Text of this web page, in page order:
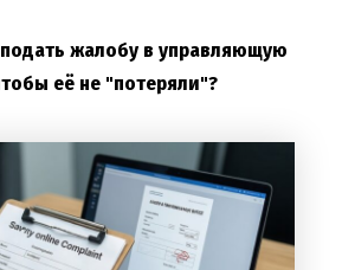
жалобу в управляющую
её не "потеряли"?